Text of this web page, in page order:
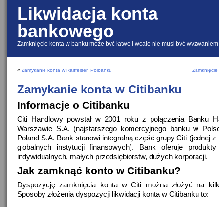
Likwidacja konta
bankowego
Zamknięcie konta w banku może być łatwe i wcale nie musi być wyzwaniem.
« Zamykanie konta w Raiffeisen Polbanku
Zamykanie konta w Citibanku
Informacje o Citibanku
Citi Handlowy powstał w 2001 roku z połączenia Banku
Warszawie S.A. (najstarszego komercyjnego banku w
Poland S.A. Bank stanowi integralną część grupy Citi (jednej
globalnych instytucji finansowych). Bank oferuje
indywidualnych, małych przedsiębiorstw, dużych korporacji.
Jak zamknąć konto w Citibanku?
Dyspozycję zamknięcia konta w Citi można złożyć na
Sposoby złożenia dyspozycji likwidacji konta w Citibanku to: